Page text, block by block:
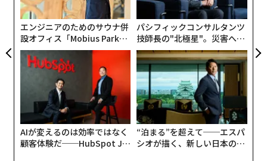
エンジニアのためのサウナ併
設オフィス「Mobius Park」
がオープン──タマディック
が健康経営を徹底する理由
パシフィックコンサルタンツ
技師長の"北極星"。災害への
無力感を乗り越え見つけた、
防災一筋20年の答え
AIが変えるのは効率ではなく
顧客体験だ──HubSpot Ja
“泊まる”を超えて──エスパ
シオが描く、新しい日本のラ